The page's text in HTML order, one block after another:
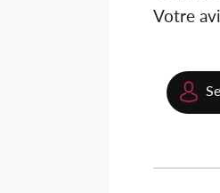
Votre